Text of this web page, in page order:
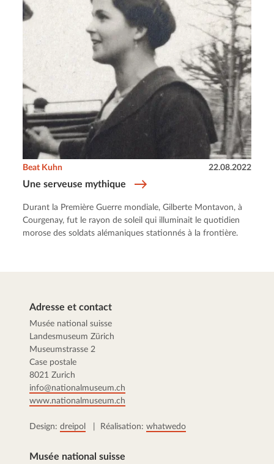
Une serveuse mythique
Beat Kuhn 22.08.2022
Durant la Première Guerre mondiale, Gilberte Montavon, à
Courgenay, fut le rayon de soleil qui illuminait le quotidien
morose des soldats alémaniques stationnés à la frontière.
Adresse et contact
Musée national suisse
Landesmuseum Zürich
Museumstrasse 2
Case postale
8021 Zurich
info@nationalmuseum.ch
www.nationalmuseum.ch
Design: dreipol | Réalisation: whatwedo
Musée national suisse